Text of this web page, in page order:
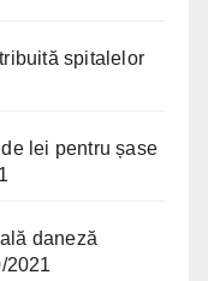
spitalelor
lei pentru șase
daneză
2021